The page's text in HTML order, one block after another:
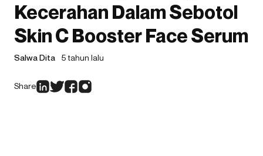
Kecerahan Dalam Sebotol
Skin C Booster Face Serum
Salwa Dita 5 tahun lalu
Share